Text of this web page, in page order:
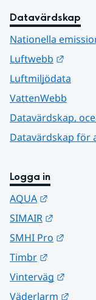
Datavärdskap
Nationella
Luftwebb
Luftmiljödata
VattenWebb
Datavärdskap,
Datavärdskap för
Logga in
AQUA
SIMAIR
SMHI Pro
Timbr
Vinterväg
Väderlarm